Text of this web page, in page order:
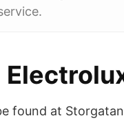
found at